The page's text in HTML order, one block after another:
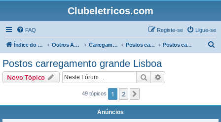
Clubeletricos.com
FAQ Ligue-se
Registe-se
Índice do Fórum Outros Assuntos Carregamento Postos carregamento Sul Postos carregamento grande Lisboa
Postos carregamento grande Lisboa
Novo Tópico Pesquisar
49 tópicos 1 2
Anúncios